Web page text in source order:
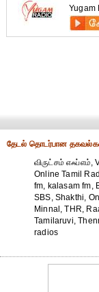
Yugam
தேட‌ல் தொட‌ர்பான
விருட்சம் எஃப்எம்,
Online Tamil
fm, kalasam fm,
SBS, Shakthi,
Minnal, THR,
Tamilaruvi,
radios